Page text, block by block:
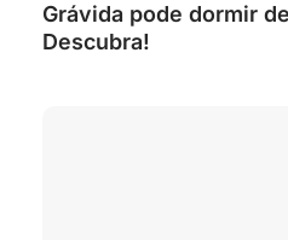
Grávida pode dormir
Descubra!